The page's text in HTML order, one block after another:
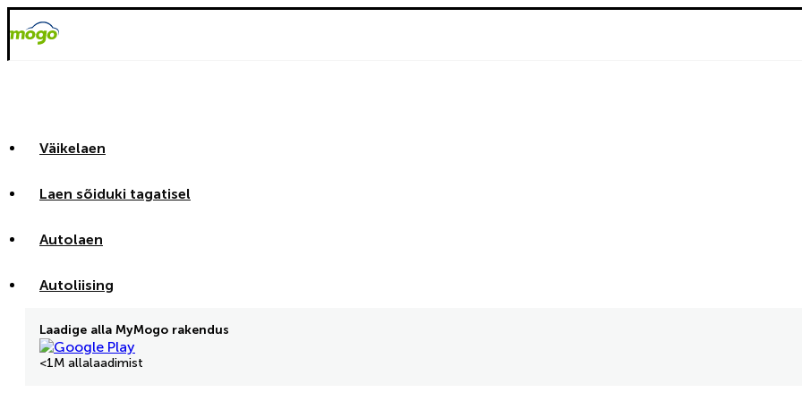
Väikelaen
Laen sõiduki tagatisel
Autolaen
Autoliising
Laadige alla MyMogo rakendus
<1M allalaadimist